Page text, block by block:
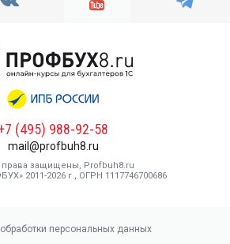
(495) 988-92-58
mail@profbuh8.ru
защищены, Profbuh8.ru
2011-2026 г., ОГРН 1117746700686
персональных данных